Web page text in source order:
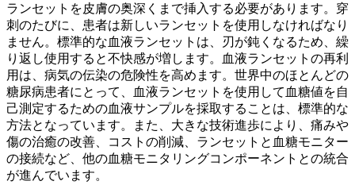
ランセットを皮膚の奥深くまで挿入する必要があります。穿
刺のたびに、患者は新しいランセットを使用しなければなり
ません。標準的な血液ランセットは、刃が鈍くなるため、繰
り返し使用すると不快感が増します。血液ランセットの再利
用は、病気の伝染の危険性を高めます。世界中のほとんどの
糖尿病患者にとって、血液ランセットを使用して血糖値を自
己測定するための血液サンプルを採取することは、標準的な
方法となっています。また、大きな技術進歩により、痛みや
傷の治癒の改善、コストの削減、ランセットと血糖モニター
の接続など、他の血糖モニタリングコンポーネントとの統合
が進んでいます。